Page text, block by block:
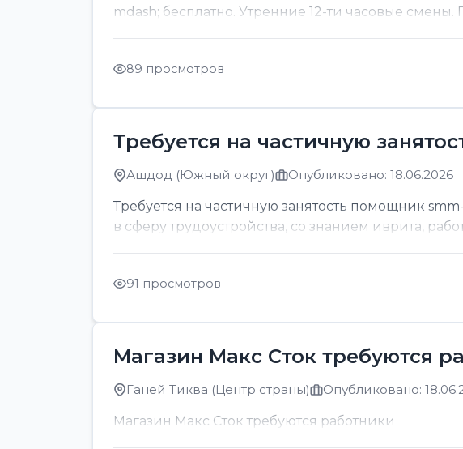
mdash; бесплатно. Утренние 12-ти часовые
89 просмотров
Требуется на частичную
Ашдод (Южный округ) Опубликовано: 18.06.2026
Требуется на частичную занятость помощник
в сферу трудоустройства, со знанием иврита,
91 просмотров
Магазин Макс Сток требуются
Ганей Тиква (Центр страны) Опубликовано:
Магазин Макс Сток требуются работники